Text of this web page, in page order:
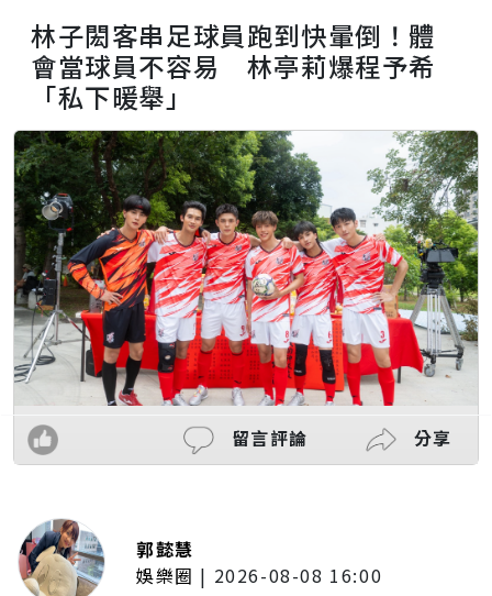
林子閎客串足球員跑到快暈倒！體
會當球員不容易 林亭莉爆程予希
「私下暖舉」
留言評論 分享
郭懿慧
娛樂圈 | 2026-08-08 16:00